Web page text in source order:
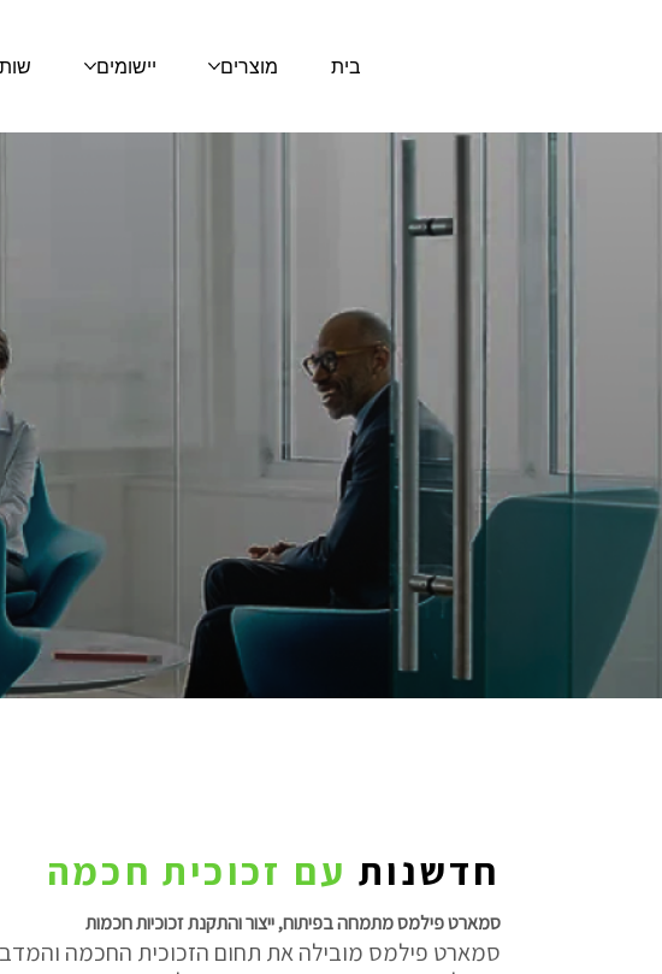
בית מוצרים יישומים
חדשנותעם זכוכית חכמה
סמארט פילמס מתמחה בפיתוח, ייצור והתקנת זכוכיות חכמות
סמארט פילמס מובילה את תחום הזכוכית החכמה